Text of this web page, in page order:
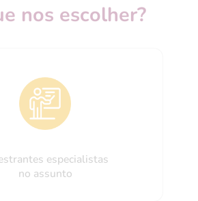
nos escolher?
especialistas
no assunto